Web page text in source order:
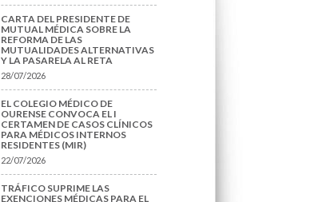
CARTA DEL PRESIDENTE DE
MUTUAL MÉDICA SOBRE LA
REFORMA DE LAS
MUTUALIDADES ALTERNATIVAS
Y LA PASARELA AL RETA
28/07/2026
EL COLEGIO MÉDICO DE
OURENSE CONVOCA EL I
CERTAMEN DE CASOS CLÍNICOS
PARA MÉDICOS INTERNOS
RESIDENTES (MIR)
22/07/2026
TRÁFICO SUPRIME LAS
EXENCIONES MÉDICAS PARA EL